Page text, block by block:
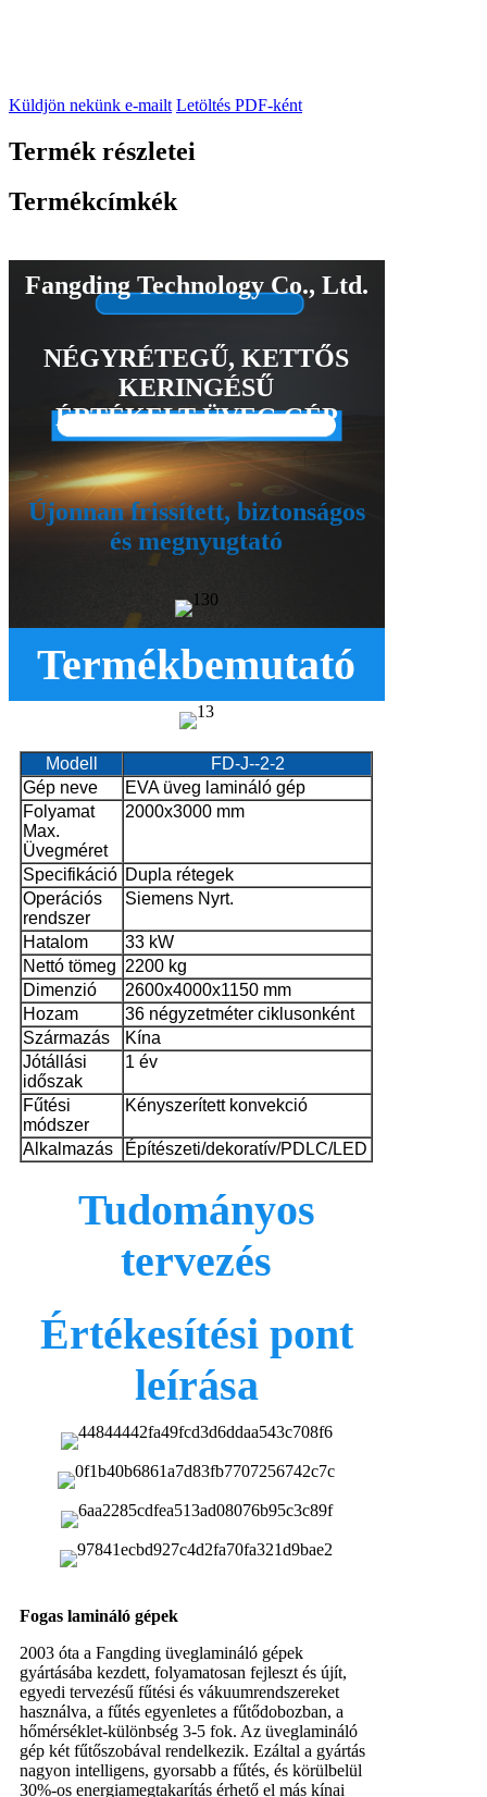
Küldjön nekünk e-mailt Letöltés PDF-ként
Termék részletei
Termékcímkék
Fangding Technology Co., Ltd.
NÉGYRÉTEGŰ, KETTŐS
KERINGÉSŰ
ÉRTÉKELT ÜVEG GÉP
Újonnan frissített, biztonságos
és megnyugtató
Termékbemutató
Modell
FD-J--2-2
Gép neve
EVA üveg lamináló gép
Folyamat
Max.
Üvegméret
2000x3000 mm
Specifikáció Dupla rétegek
Operációs
rendszer
Siemens Nyrt.
Hatalom
33 kW
Nettó tömeg 2200 kg
Dimenzió
2600x4000x1150 mm
Hozam
36 négyzetméter ciklusonként
Származás
Kína
Jótállási
időszak
1 év
Fűtési
módszer
Kényszerített konvekció
Alkalmazás Építészeti/dekoratív/PDLC/LED
Tudományos
tervezés
Értékesítési pont
leírása
Fogas lamináló gépek
2003 óta a Fangding üveglamináló gépek
gyártásába kezdett, folyamatosan fejleszt és újít,
egyedi tervezésű fűtési és vákuumrendszereket
használva, a fűtés egyenletes a fűtődobozban, a
hőmérséklet-különbség 3-5 fok. Az üveglamináló
gép két fűtőszobával rendelkezik. Ezáltal a gyártás
nagyon intelligens, gyorsabb a fűtés, és körülbelül
30%-os energiamegtakarítás érhető el más kínai